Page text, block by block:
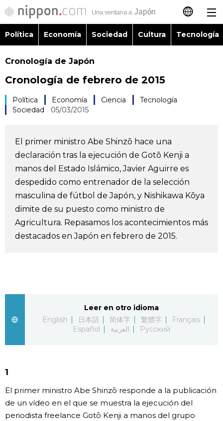
日本語
Français
العربية
Русский
Política
Sociedad
Cultura
Tecnología
Vida
Vídeos e imágenes
En profundidad
Datos de Japón
Política Economía Sociedad Cultura Tecnología
Cronología de Japón
Cronología de febrero de 2015
Política Economía Ciencia
Tecnología
Sociedad
05/03/2015
El primer ministro Abe Shinzō hace una
declaración tras la ejecución de Gotō Kenji a
manos del Estado Islámico, Javier Aguirre es
despedido como entrenador de la selección
masculina de fútbol de Japón, y Nishikawa Kōya
dimite de su puesto como ministro de
Agricultura. Repasamos los acontecimientos más
destacados en Japón en febrero de 2015.
Leer en otro idioma
English
日本語 简体字 繁體字
Français
Español
العربية Русский
1
El primer ministro Abe Shinzō responde a la publicación
de un vídeo en el que se muestra la ejecución del
periodista freelance Gotō Kenji a manos del grupo